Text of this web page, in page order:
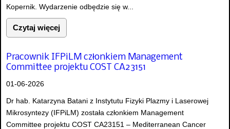
Kopernik. Wydarzenie odbędzie się w...
Czytaj więcej
Pracownik IFPiLM członkiem Management
Committee projektu COST CA23151
01-06-2026
Dr hab. Katarzyna Batani z Instytutu Fizyki Plazmy i Laserowej
Mikrosyntezy (IFPiLM) została członkiem Management
Committee projektu COST CA23151 – Mediterranean Cancer